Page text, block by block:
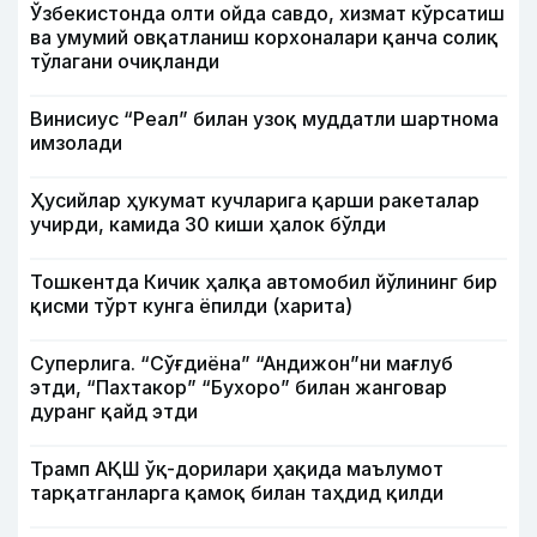
Ўзбекистонда олти ойда савдо, хизмат кўрсатиш
ва умумий овқатланиш корхоналари қанча солиқ
тўлагани очиқланди
Винисиус “Реал” билан узоқ муддатли шартнома
имзолади
Ҳусийлар ҳукумат кучларига қарши ракеталар
учирди, камида 30 киши ҳалок бўлди
Тошкентда Кичик ҳалқа автомобил йўлининг бир
қисми тўрт кунга ёпилди (харита)
Суперлига. “Сўғдиёна” “Андижон”ни мағлуб
этди, “Пахтакор” “Бухоро” билан жанговар
дуранг қайд этди
Трамп АҚШ ўқ-дорилари ҳақида маълумот
тарқатганларга қамоқ билан таҳдид қилди